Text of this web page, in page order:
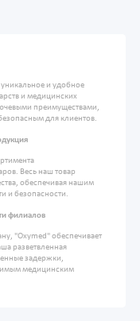
и удобное
и медицинских
преимуществами,
для клиентов.
Весь наш товар
обеспечивая нашим
и безопасности.
филиалов
"Oxymed" обеспечивает
разветвленная
задержки,
медицинским